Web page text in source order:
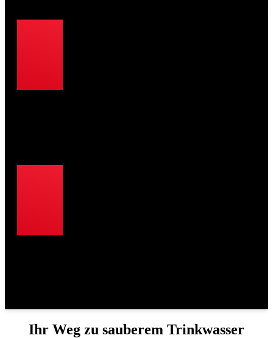
Ihr Weg zu sauberem Trinkwasser